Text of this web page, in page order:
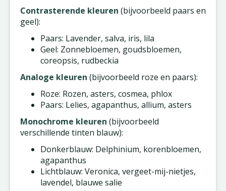
Contrasterende kleuren (bijvoorbeeld paars en
geel):
Paars: Lavender, salva, iris, lila
Geel: Zonnebloemen, goudsbloemen,
coreopsis, rudbeckia
Analoge kleuren (bijvoorbeeld roze en paars):
Roze: Rozen, asters, cosmea, phlox
Paars: Lelies, agapanthus, allium, asters
Monochrome kleuren (bijvoorbeeld
verschillende tinten blauw):
Donkerblauw: Delphinium, korenbloemen,
agapanthus
Lichtblauw: Veronica, vergeet-mij-nietjes,
lavendel, blauwe salie